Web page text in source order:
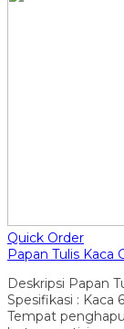
Quick Order
Papan Tulis Kaca
Deskripsi Papan
Spesifikasi :
Tempat